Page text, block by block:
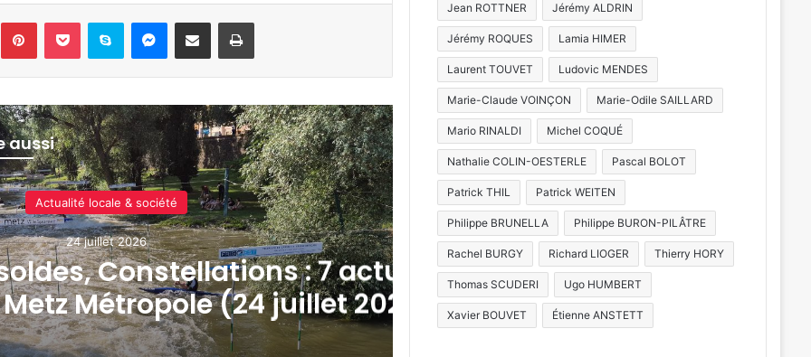
PinterestPocket Skype Messenger
Partager par e-mail Imprimer
aussi
Actualité locale & société
10 juillet 2026
Le Met’ à l’heure d’été, idées
7 actus de la semaine à Metz
(10/07/2026)
La ville de
gratuites pour
Jean ROTTNER Jérémy ALDRIN
Jérémy ROQUES Lamia HIMER
Laurent TOUVET Ludovic MENDES
Marie-Claude VOINÇON Marie-Odile SAILLARD
Mario RINALDI Michel COQUÉ
Nathalie COLIN-OESTERLE Pascal BOLOT
Patrick THIL Patrick WEITEN
Philippe BRUNELLA Philippe BURON-PILÂTRE
Rachel BURGY Richard LIOGER Thierry HORY
Thomas SCUDERI Ugo HUMBERT
Xavier BOUVET Étienne ANSTETT